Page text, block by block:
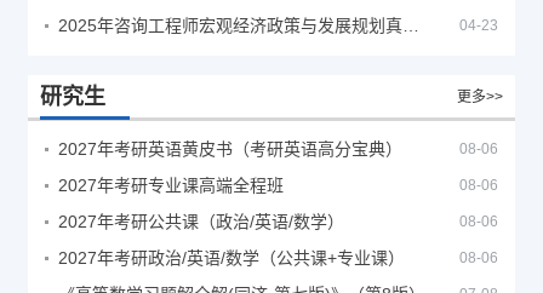
04-23
研究生 更多>>
2027年考研英语黄皮书（考研英语高分宝典） 08-06
2027年考研专业课高端全程班 08-06
2027年考研公共课（政治/英语/数学） 08-06
2027年考研政治/英语/数学（公共课+专业课） 08-06